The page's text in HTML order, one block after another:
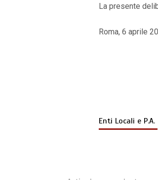
La presente
Roma, 6 aprile
Enti Locali e P.A.